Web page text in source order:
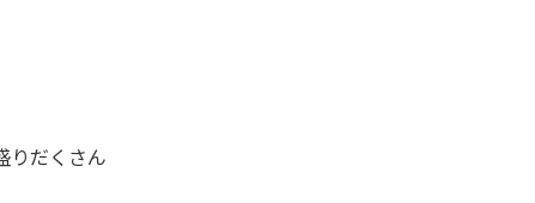
りだくさん